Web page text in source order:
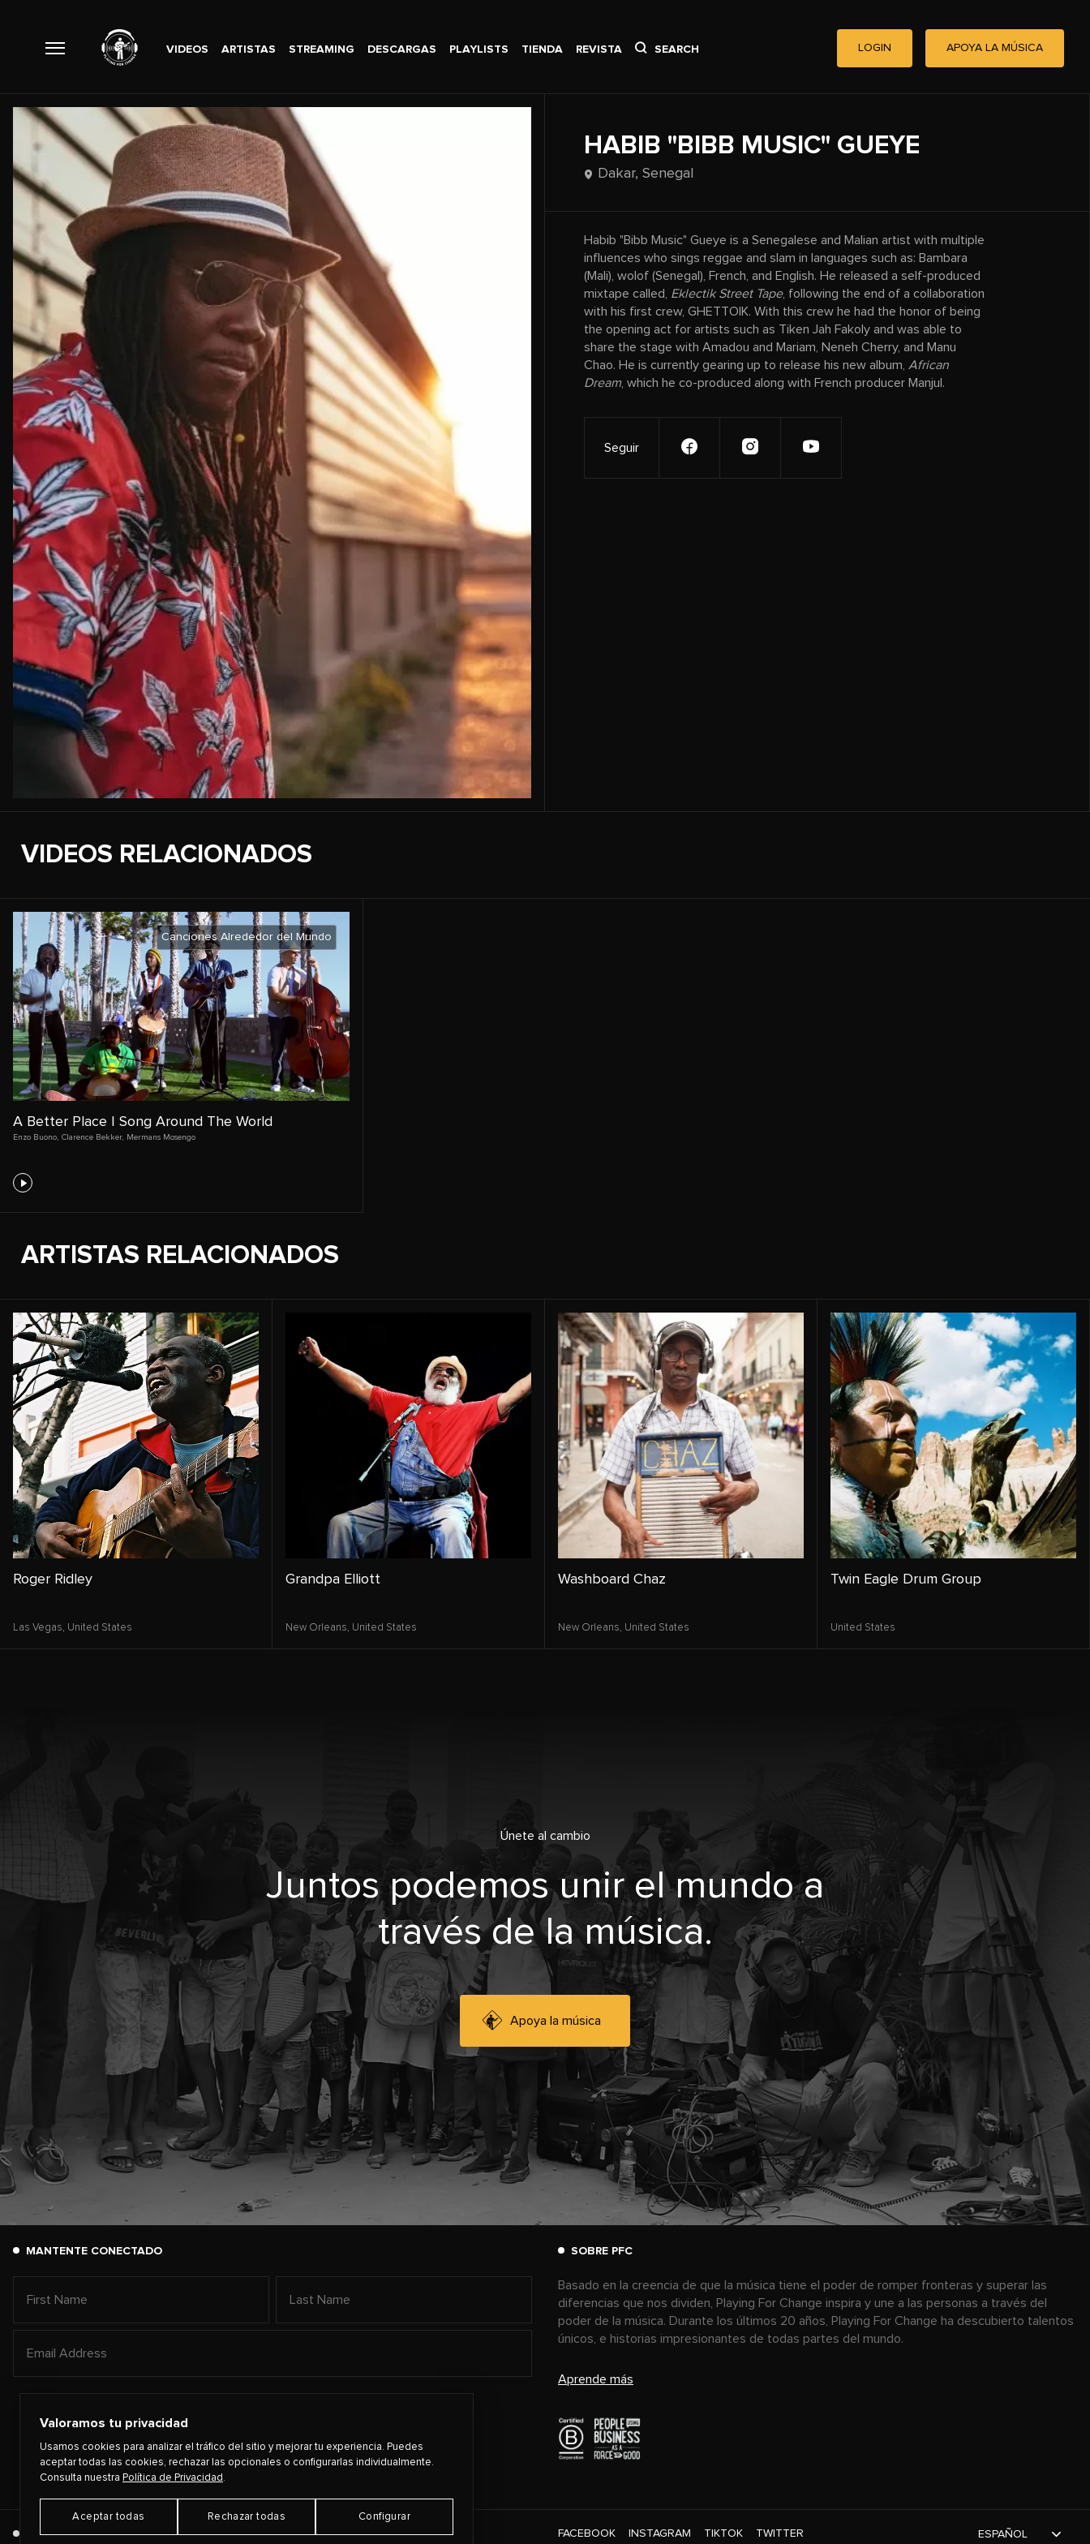
VIDEOS ARTISTAS STREAMING DESCARGAS PLAYLISTS TIENDA REVISTA SEARCH LOGIN APOYA LA MÚSICA
HABIB "BIBB MUSIC" GUEYE
Dakar, Senegal
Habib "Bibb Music" Gueye is a Senegalese and Malian artist with multiple
influences who sings reggae and slam in languages such as: Bambara
(Mali), wolof (Senegal), French, and English. He released a self-produced
mixtape called, Eklectik Street Tape, following the end of a collaboration
with his first crew, GHETTOIK. With this crew he had the honor of being
the opening act for artists such as Tiken Jah Fakoly and was able to
share the stage with Amadou and Mariam, Neneh Cherry, and Manu
Chao. He is currently gearing up to release his new album, African
Dream, which he co-produced along with French producer Manjul.
Seguir
VIDEOS RELACIONADOS
Canciones Alrededor del Mundo
A Better Place | Song Around The World
Enzo Buono, Clarence Bekker, Mermans Mosengo
ARTISTAS RELACIONADOS
Roger Ridley
Las Vegas, United States
Grandpa Elliott
New Orleans, United States
Washboard Chaz
New Orleans, United States
Twin Eagle Drum Group
United States
Únete al cambio
Juntos podemos unir el mundo a
través de la música.
Apoya la música
MANTENTE CONECTADO SOBRE PFC
Basado en la creencia de que la música tiene el poder de romper fronteras y superar las
diferencias que nos dividen, Playing For Change inspira y une a las personas a través del
poder de la música. Durante los últimos 20 años, Playing For Change ha descubierto talentos
únicos, e historias impresionantes de todas partes del mundo.
Aprende más
2026 PLAYING FOR CHANGE FACEBOOK INSTAGRAM TIKTOK TWITTER ESPAÑOL
Valoramos tu privacidad
Usamos cookies para analizar el tráfico del sitio y mejorar tu experiencia. Puedes
aceptar todas las cookies, rechazar las opcionales o configurarlas individualmente.
Consulta nuestra Política de Privacidad .
Aceptar todas Rechazar todas Configurar